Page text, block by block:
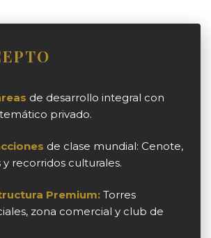
de desarrollo integral con
privado.
de clase mundial: Cenote,
y recorridos culturales.
Premium: Torres
zona comercial y club de